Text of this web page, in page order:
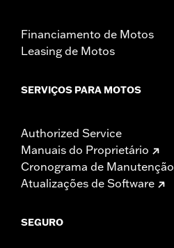
Financiamento de Motos
Leasing de Motos
SERVIÇOS PARA MOTOS
Authorized Service
Manuais do Proprietário
Cronograma de Manutenção
Atualizações de Software
SEGURO